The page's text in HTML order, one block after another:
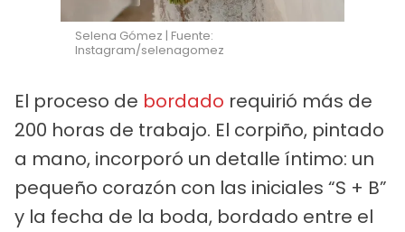
Selena Gómez | Fuente:
Instagram/selenagomez
El proceso de bordado requirió más de
200 horas de trabajo. El corpiño, pintado
a mano, incorporó un detalle íntimo: un
pequeño corazón con las iniciales “S + B”
y la fecha de la boda, bordado entre el